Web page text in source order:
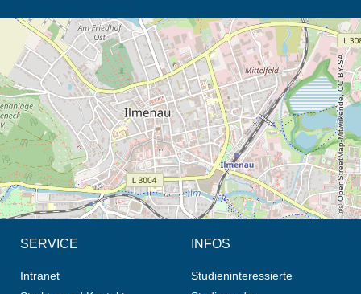
Öffnet die Anfahrtsbeschreibung in neuem Tab (Karte)
© OpenStreetMap-Mitwirkende, CC BY-SA
SERVICE
Intranet
INFOS
Studieninteressierte